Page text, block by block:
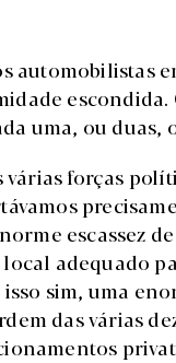
automobilistas
uma, ou duas,
forças
escassez
adequado
sim, uma
das várias